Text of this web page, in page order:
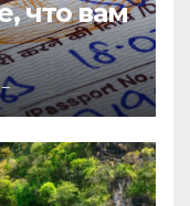
что вам